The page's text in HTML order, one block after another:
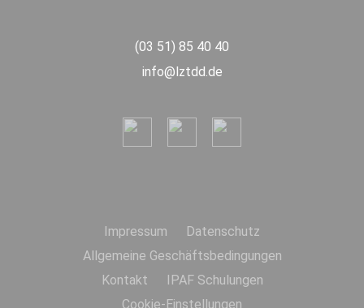
(03 51) 85 40 40
info@lztdd.de
Impressum
Datenschutz
Allgemeine Geschäftsbedingungen
Kontakt
IPAF Schulungen
Cookie-Einstellungen